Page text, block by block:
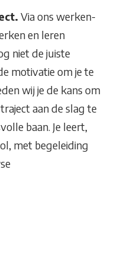
Via ons werken-
en leren
niet de juiste
motivatie om je te
wij je de kans om
aan de slag te
baan. Je leert,
met begeleiding